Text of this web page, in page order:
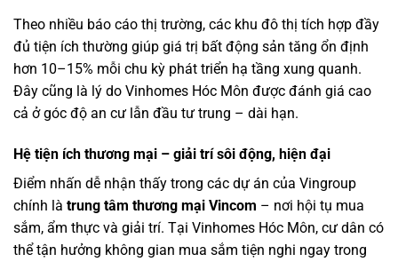
Theo nhiều báo cáo thị trường, các khu đô thị tích hợp đầy
đủ tiện ích thường giúp giá trị bất động sản tăng ổn định
hơn 10–15% mỗi chu kỳ phát triển hạ tầng xung quanh.
Đây cũng là lý do Vinhomes Hóc Môn được đánh giá cao
cả ở góc độ an cư lẫn đầu tư trung – dài hạn.
Hệ tiện ích thương mại – giải trí sôi động, hiện đại
Điểm nhấn dễ nhận thấy trong các dự án của Vingroup
chính là trung tâm thương mại Vincom – nơi hội tụ mua
sắm, ẩm thực và giải trí. Tại Vinhomes Hóc Môn, cư dân có
thể tận hưởng không gian mua sắm tiện nghi ngay trong